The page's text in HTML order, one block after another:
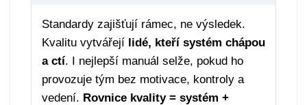
Standardy zajišťují rámec, ne výsledek.
Kvalitu vytvářejí lidé, kteří systém chápou
a ctí. I nejlepší manuál selže, pokud ho
provozuje tým bez motivace, kontroly a
vedení. Rovnice kvality = systém +